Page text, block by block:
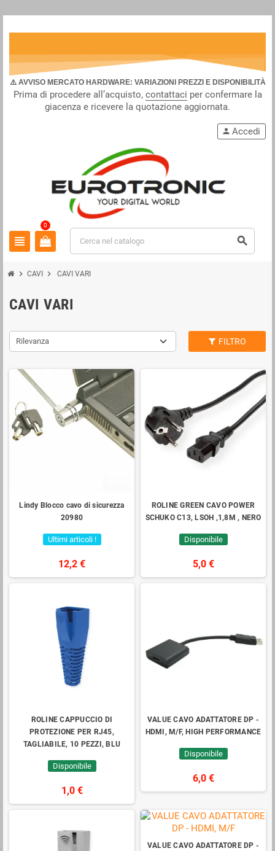
⚠️ AVVISO MERCATO HARDWARE: VARIAZIONI PREZZI E DISPONIBILITÀ
Prima di procedere all’acquisto, contattaci per confermare la
giacenza e ricevere la quotazione aggiornata.
view_headline
person Accedi
0
search
chevron_right CAVI chevron_right CAVI VARI
CAVI VARI
Rilevanza FILTRO
Lindy Blocco cavo di sicurezza
20980
Ultimi articoli !
12,2 €
ROLINE GREEN CAVO POWER
SCHUKO C13, LSOH ,1,8M , NERO
Disponibile
5,0 €
ROLINE CAPPUCCIO DI
PROTEZIONE PER RJ45,
TAGLIABILE, 10 PEZZI, BLU
Disponibile
1,0 €
VALUE CAVO ADATTATORE DP -
HDMI, M/F, HIGH PERFORMANCE
Disponibile
6,0 €
VALUE CAVO ADATTATORE DP -